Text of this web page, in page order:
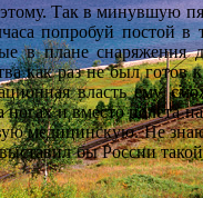
Так в минувшую
попробуй постой
в плане снаряжения
как раз не был
власть ему
и вместо полёта
медицинскую. Не
бы России